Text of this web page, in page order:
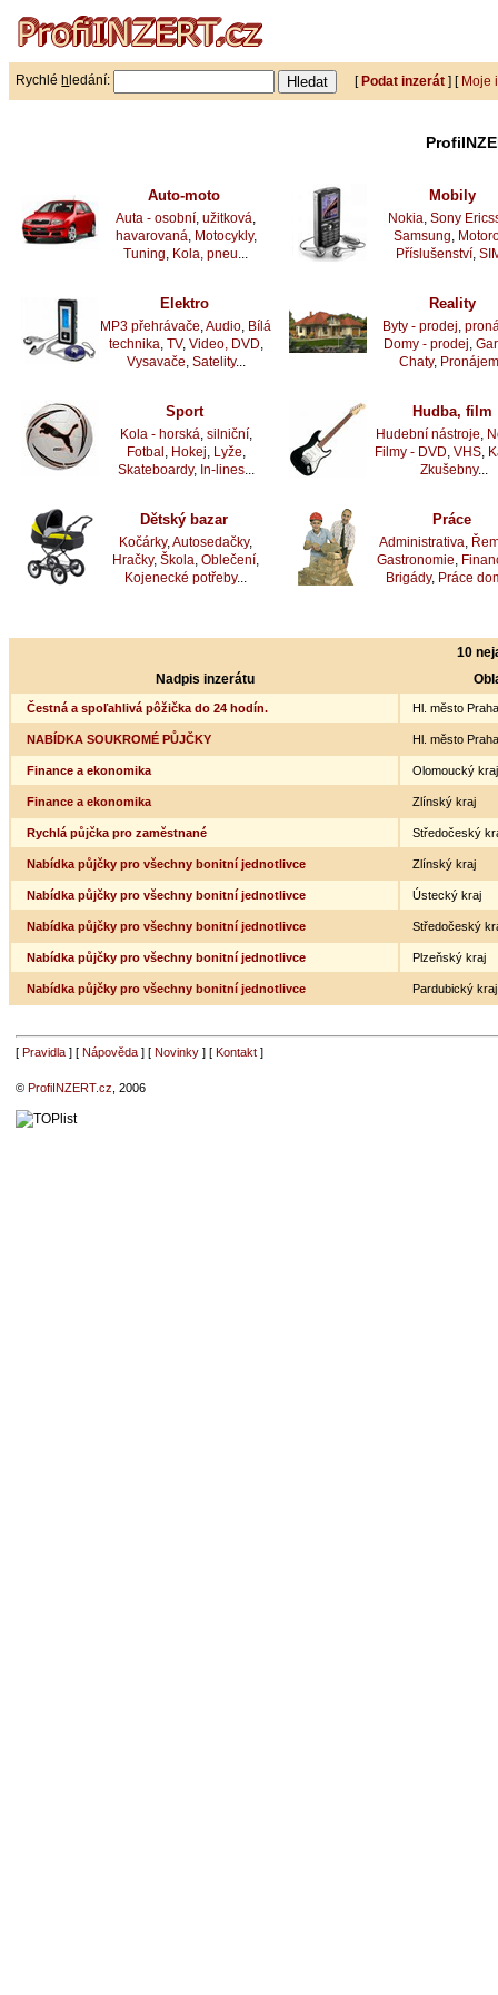
Rychlé h ledání: [Podat inzerát ] [ Moje
Auto-moto
Auta - osobní ,užitková
havarovaná Motocykly,
Tuning Kola, pneu
Mobily
Nokia Sony
Samsung
Příslušenství,
Elektro
MP3 přehrávače ,Audio Bílá
technika TV, Video, DVD
Vysavače Satelity...
Reality
Byty - prodej
Domy - prodej ,
Chaty, Pronájem
Sport
Kola - horská silniční,
Fotbal Hokej Lyže
Skateboardy, In-lines...
Hudba, film
Hudební nástroje
Filmy - DVD ,VHS
Zkušebny...
Dětský bazar
Kočárky,Autosedačky,
Hračky,Škola ,Oblečení
Kojenecké potřeby...
Práce
Administrativa
Gastronomie
Brigády, Práce
10
Nadpis inzerátu
Čestná a spoľahlivá pôžička do 24 hodín. Hl. město Praha
NABÍDKA SOUKROMÉ PŮJČKY Hl. město Praha
Finance a ekonomika Olomoucký kraj
Finance a ekonomika Zlínský kraj
Rychlá půjčka pro zaměstnané Středočeský
Nabídka půjčky pro všechny bonitní jednotlivce Zlínský kraj
Nabídka půjčky pro všechny bonitní jednotlivce Ústecký kraj
Nabídka půjčky pro všechny bonitní jednotlivce Středočeský
Nabídka půjčky pro všechny bonitní jednotlivce Plzeňský kraj
Nabídka půjčky pro všechny bonitní jednotlivce Pardubický kraj
[ Pravidla] [ Nápověda] [ Novinky] [ Kontakt]
© ProfiINZERT.cz, 2006